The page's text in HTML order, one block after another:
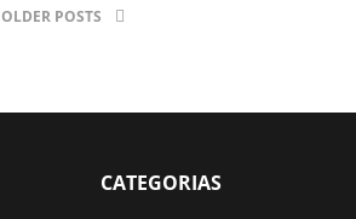
OLDER POSTS
CATEGORIAS